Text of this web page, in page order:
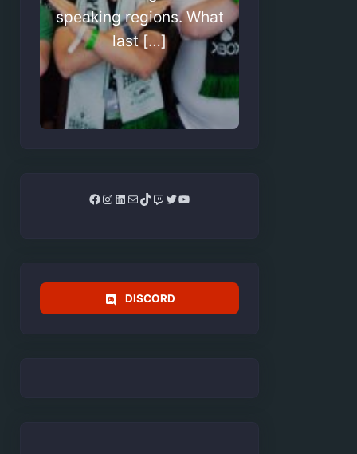
speaking regions. What
last […]
Facebook
Instagram
LinkedIn
MailTikTok
Twitch
Twitter
YouTube
DISCORD